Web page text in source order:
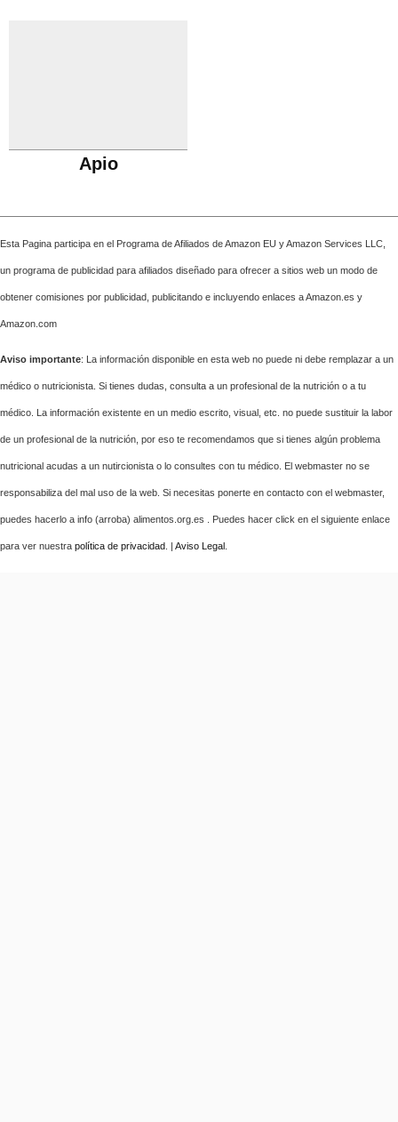
Apio
Esta Pagina participa en el Programa de Afiliados de Amazon EU y Amazon Services LLC,
un programa de publicidad para afiliados diseñado para ofrecer a sitios web un modo de
obtener comisiones por publicidad, publicitando e incluyendo enlaces a Amazon.es y
Amazon.com
Aviso importante: La información disponible en esta web no puede ni debe remplazar a un
médico o nutricionista. Si tienes dudas, consulta a un profesional de la nutrición o a tu
médico. La información existente en un medio escrito, visual, etc. no puede sustituir la labor
de un profesional de la nutrición, por eso te recomendamos que si tienes algún problema
nutricional acudas a un nutircionista o lo consultes con tu médico. El webmaster no se
responsabiliza del mal uso de la web. Si necesitas ponerte en contacto con el webmaster,
puedes hacerlo a info (arroba) alimentos.org.es . Puedes hacer click en el siguiente enlace
para ver nuestra política de privacidad . | Aviso Legal